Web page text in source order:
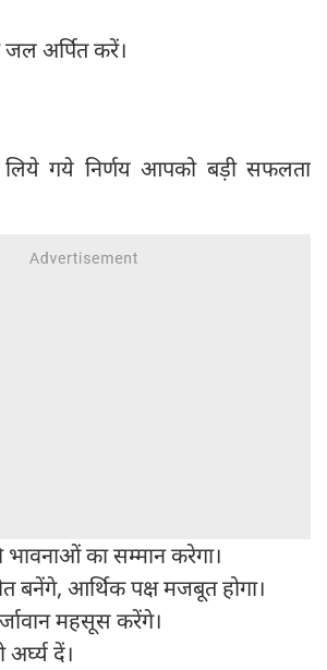
अर्पित करें।
लिये गये निर्णय आपको बड़ी सफलता
का सम्मान करेगा।
बनेंगे, आर्थिक पक्ष मजबूत होगा।
महसूस करेंगे।
दें।